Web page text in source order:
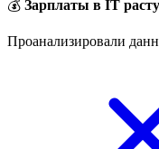
💰 Зарплаты в IT
Проанализировали